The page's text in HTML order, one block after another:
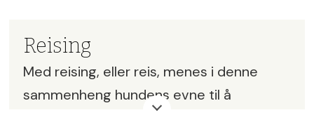
Reising
Med reising, eller reis, menes i denne
sammenheng hundens evne til å